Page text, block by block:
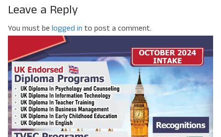
Leave a Reply
You must be logged in to post a comment.